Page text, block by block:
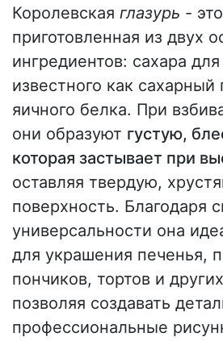
Королевская глазурь -
приготовленная из двух
ингредиентов: сахара
известного как сахарный
яичного белка. При
они образуют густую,
которая застывает при
оставляя твердую,
поверхность. Благодаря
универсальности она
для украшения печенья,
пончиков, тортов и
позволяя создавать
профессиональные